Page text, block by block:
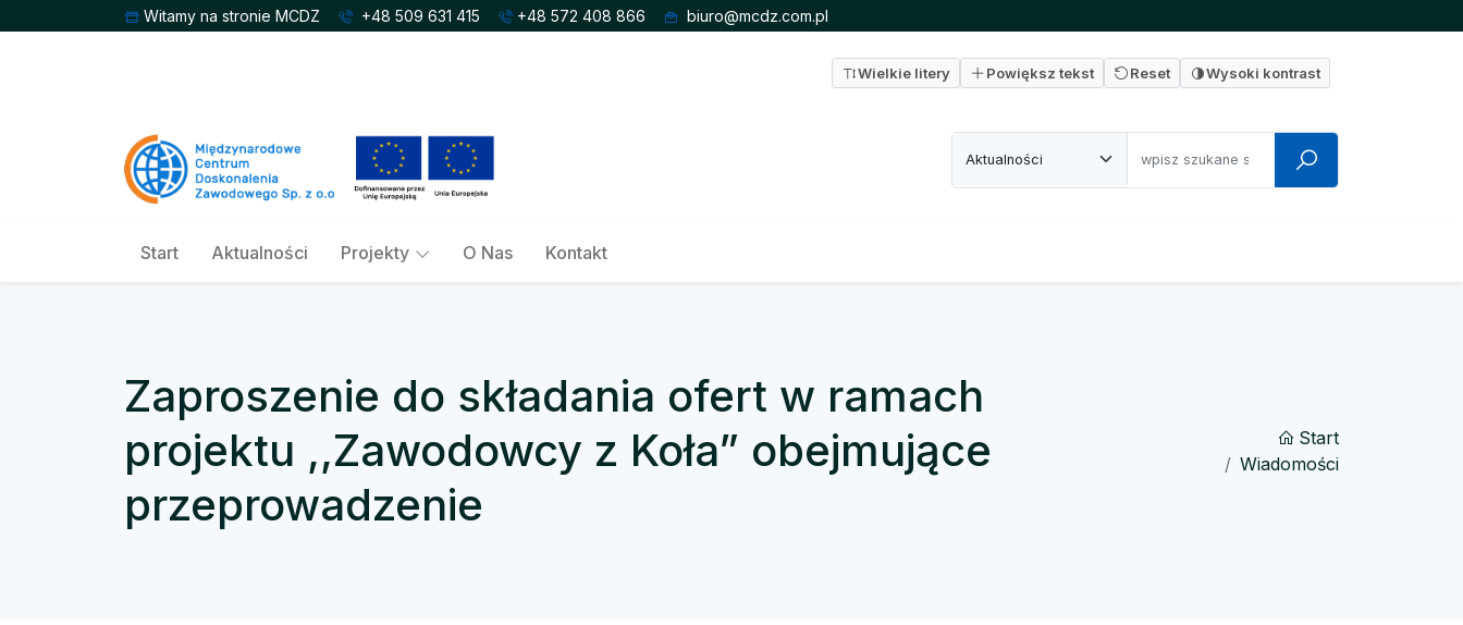
Witamy na stronie MCDZ +48 509 631 415 +48 572 408 866 biuro@mcdz.com.pl
Wielkie litery Powiększ tekst Reset Wysoki kontrast
Start Aktualności Projekty O Nas Kontakt
Zaproszenie do składania ofert w ramach
projektu ,,Zawodowcy z Koła” obejmujące
przeprowadzenie
Start
Wiadomości